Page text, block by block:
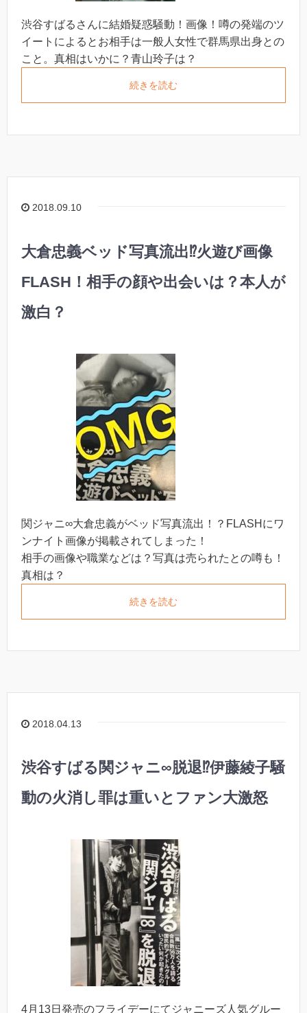
渋谷すばるさんに結婚疑惑騒動！画像！噂の発端のツ
イートによるとお相手は一般人女性で群馬県出身との
こと。真相はいかに？青山玲子は？
続きを読む
2018.09.10
大倉忠義ベッド写真流出⁉︎火遊び画像
FLASH！相手の顔や出会いは？本人が
激白？
関ジャニ∞大倉忠義がベッド写真流出！？FLASHにワ
ンナイト画像が掲載されてしまった！
相手の画像や職業などは？写真は売られたとの噂も！
真相は？
続きを読む
2018.04.13
渋谷すばる関ジャニ∞脱退⁉︎伊藤綾子騒
動の火消し罪は重いとファン大激怒
4月13日発売のフライデーにてジャニーズ人気グルー